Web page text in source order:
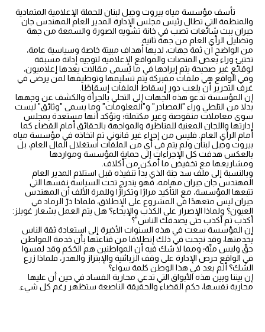
تأسف مؤسسة مياه بيروت وجبل لبنان للحملة الإعلامية المتمادية
والمنظمة التي تطال رئيس مجلس الإدارة المدير العام المهندس جان
جبران ببث شائعات تصب في خانة تشويه الصورة والسمعة من جهة
وتضليل الرأي العام من جهة ثانية.
من الواضح أن ثمة جهات، لديها أهداف مبيتة خاصة وسياسية عامة،
تختبئ وراء بعض المنصات والمواقع الإعلامية لتوجيه إدانة مسبقة
لوقائع غير صحيحة يتم إيرادها في ما يُسمى مقالات يعدها إعلاميون،
وفي الواقع هي ملفات مفبركة يتم تسليمها وتوظيفها لمن يرضى في
غرف التحرير أن يلعب دور إسقاط الملفات إسقاطًا.
إن المؤسسة تدعو هذه الجهات إلى التحلي بالجرأة والكشف عن وجهها
بدلا من التلطي وراء "المصادر" و"المعلومات" وما يسمى "وثائق" ليست
سوى معاملات منقوصة وغير مكتملة؛ وتؤكد أنها مستعدة بمجلس
إدارتها واللجان المعنية للمناظرة والمواجهة بالحقائق أمام القضاء كما
أمام الرأي العام. فليس من إجراء غير قانوني تم اتخاذه في مؤسسة مياه
بيروت وجبل لبنان ولم يتم في أي من الملفات استغلال المال العام، بل
بالعكس هدفت كل الإجراءات إلى حماية المؤسسة ومواردها
ومشاريعها مع تخفيض ما أمكن من أكلاف.
وبالنسبة إلى ملف سد جنة الذي بدأ تنفيذه قبل استلام المدير العام
المهندس جان جبران مهامه، فهو يندرج تحت السياسة نفسها التي
تتبعها المؤسسة، مع التأكيد مرارًا وتكرارًا وللمرة الألف أن المهندس
جبران ليس متعهدًا في المشروع على الإطلاق، فلماذا ذرّ الرماد في
العيون؟ ولماذا الإصرار على الكذب والإيحاء؟ هل يتم العمل بشعار غوبلز:
أكذب ثم أكذب حتى يصدقك الناس"؟
إن المؤسسة سعت في هذه السنوات الأخيرة إلى استعادة ثقة الناس
بخدمتها، وقد نجحت في ذلك إنطلاقا من قناعتها بأن خدمة المواطن
حقّ وليس منّة؛ ومما لا شك فيه أن المواطنين هم الحَكم وقد لمسوا
في الواقع حرص الإدارة على وقف الزبائنية والإبتزاز والهدر، فلماذا زرع
الشك؟ ألم يعد في هذا الوطن كلمة سواء؟
إن بيننا وبين هذه الأبواق التي تدعي محاربة الفساد في حين أن عليها
محاربة نفسها، حكم القضاء والحقيقة الناصعة ستظهر رغم كل شيء.